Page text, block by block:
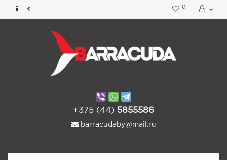
0
+375 (44) 5855586
barracudaby@mail.ru